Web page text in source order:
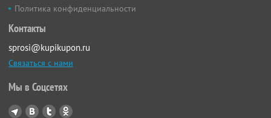
Политика конфиденциальности
Контакты
sprosi@kupikupon.ru
Связаться с нами
Мы в Соцсетях